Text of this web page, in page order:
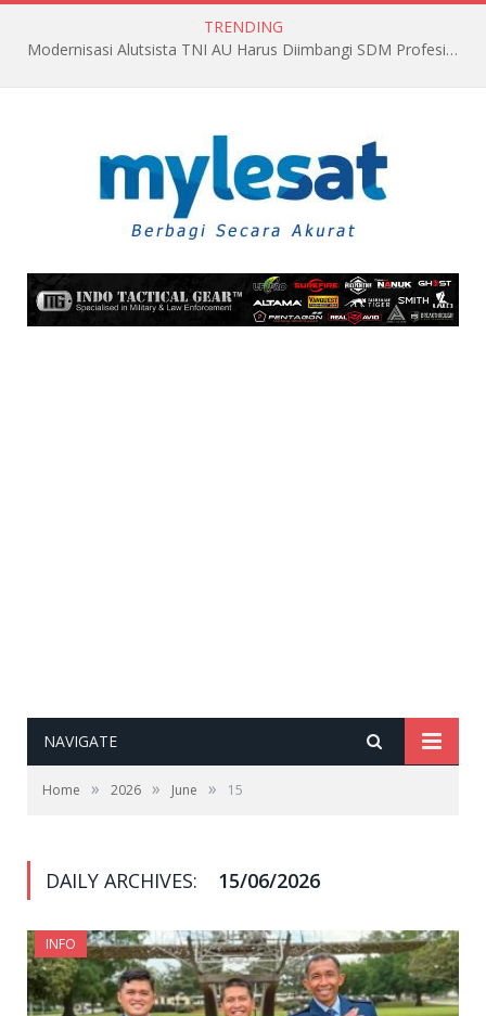
TRENDING
Modernisasi Alutsista TNI AU Harus Diimbangi SDM Profesional dan Berkualitas
NAVIGATE
Home » 2026 » June » 15
DAILY ARCHIVES: 15/06/2026
INFO